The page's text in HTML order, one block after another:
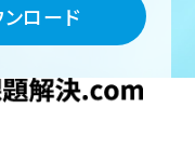
ロード